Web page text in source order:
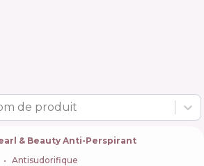
de produit
& Beauty Anti-Perspirant
Antisudorifique